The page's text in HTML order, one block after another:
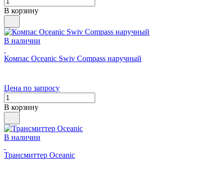
В корзину
В наличии
Компас Oceanic Swiv Compass наручный
Цена по запросу
В корзину
В наличии
Трансмиттер Oceanic